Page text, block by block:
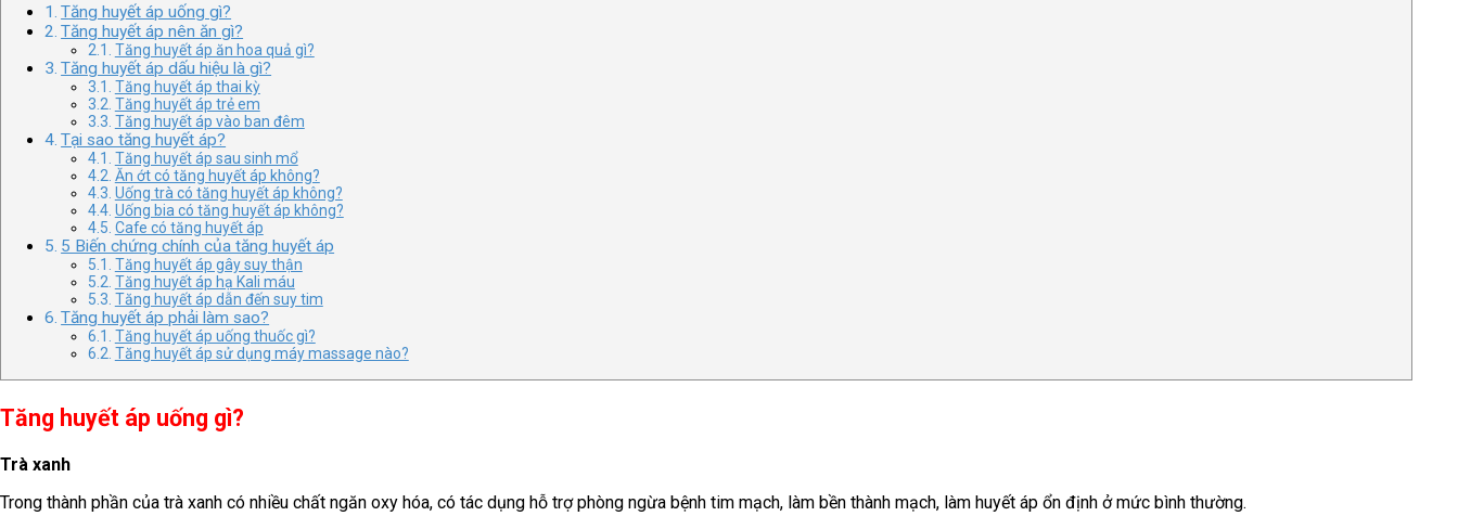
Tăng huyết áp uống gì?
Tăng huyết áp nên ăn gì?
Tăng huyết áp ăn hoa quả gì?
Tăng huyết áp dấu hiệu là gì?
Tăng huyết áp thai kỳ
Tăng huyết áp trẻ em
Tăng huyết áp vào ban đêm
Tại sao tăng huyết áp?
Tăng huyết áp sau sinh mổ
Ăn ớt có tăng huyết áp không?
Uống trà có tăng huyết áp không?
Uống bia có tăng huyết áp không?
Cafe có tăng huyết áp
5 Biến chứng chính của tăng huyết áp
Tăng huyết áp gây suy thận
Tăng huyết áp hạ Kali máu
Tăng huyết áp dẫn đến suy tim
Tăng huyết áp phải làm sao?
Tăng huyết áp uống thuốc gì?
Tăng huyết áp sử dụng máy massage nào?
Tăng huyết áp uống gì?
Trà xanh
Trong thành phần của trà xanh có nhiều chất ngăn oxy hóa, có tác dụng hỗ trợ phòng ngừa bệnh tim mạch, làm bền thành mạch, làm huyết áp ổn định ở mức bình thường.